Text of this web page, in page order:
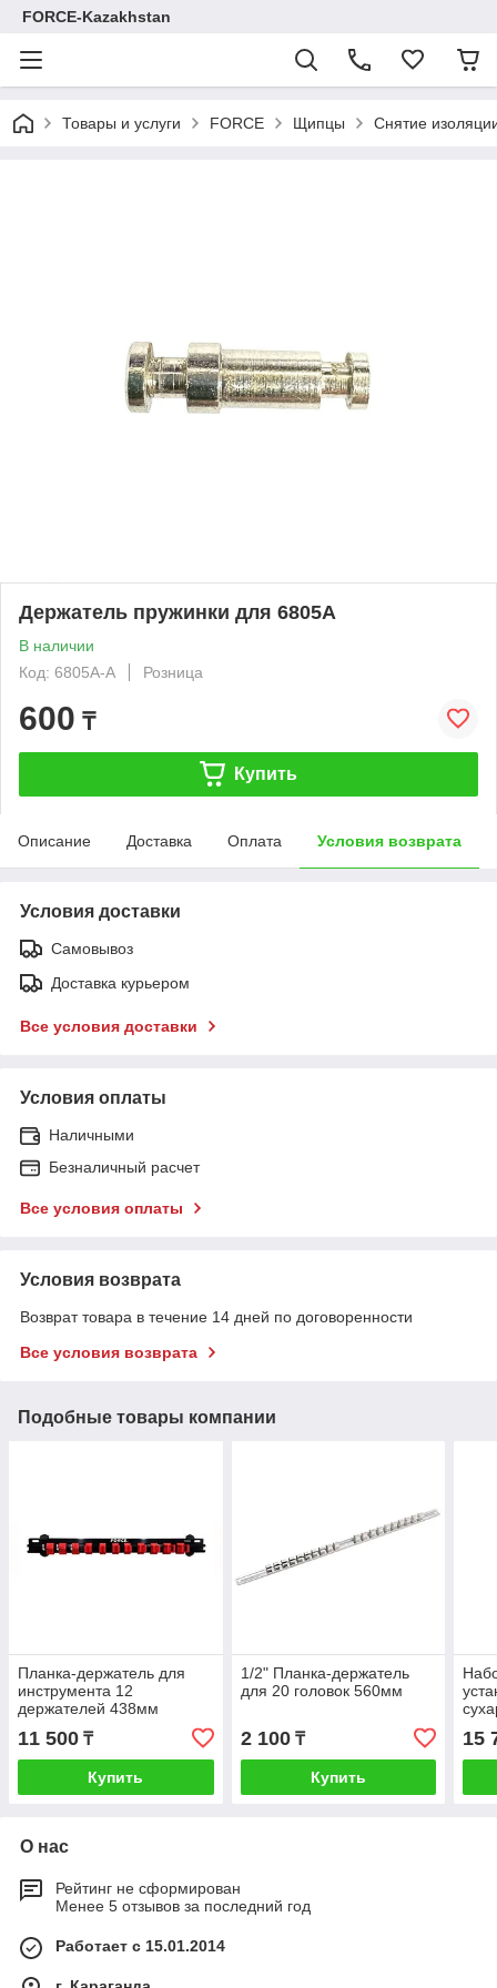
FORCE-Kazakhstan
Товары и услуги FORCE Щипцы Снятие
Держатель пружинки для 6805A
В наличии
Код: 6805A-A
Розница
600 ₸
Купить
Описание Доставка Оплата Условия возврата
Условия доставки
Самовывоз
Доставка курьером
Все условия доставки
Условия оплаты
Наличными
Безналичный расчет
Все условия оплаты
Условия возврата
Возврат товара в течение 14 дней по договоренности
Все условия возврата
Подобные товары компании
Планка-держатель для
инструмента 12
держателей 438мм
11 500 ₸
Купить
1/2" Планка-держатель
для 20 головок 560мм
2 100₸
Купить
15
О нас
Рейтинг не сформирован
Менее 5 отзывов за последний год
Работает с 15.01.2014